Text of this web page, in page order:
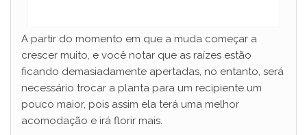
A partir do momento em que a muda começar a
crescer muito, e você notar que as raízes estão
ficando demasiadamente apertadas, no entanto, será
necessário trocar a planta para um recipiente um
pouco maior, pois assim ela terá uma melhor
acomodação e irá florir mais.